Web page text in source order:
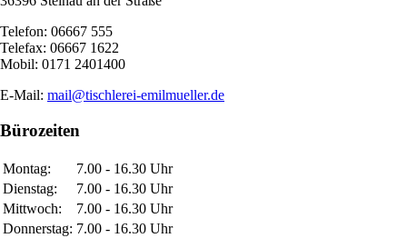
Telefon: 06667 555
Telefax: 06667 1622
Mobil: 0171 2401400
E-Mail: mail@tischlerei-emilmueller.de
Bürozeiten
Montag:
7.00 - 16.30 Uhr
Dienstag:
7.00 - 16.30 Uhr
Mittwoch:
7.00 - 16.30 Uhr
Donnerstag: 7.00 - 16.30 Uhr